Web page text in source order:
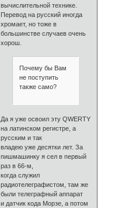
вычислительной технике.
Перевод на русский иногда
хромает, но тоже в
большинстве случаев очень
хорош.
Почему бы Вам
не поступить
также само?
Да я уже освоил эту QWERTY
на латинском регистре, а
русским и так
владею уже десятки лет. За
пишмашинку я сел в первый
раз в 66-м,
когда служил
радиотелеграфистом, там же
были телеграфный аппарат
и датчик кода Морзе, а потом